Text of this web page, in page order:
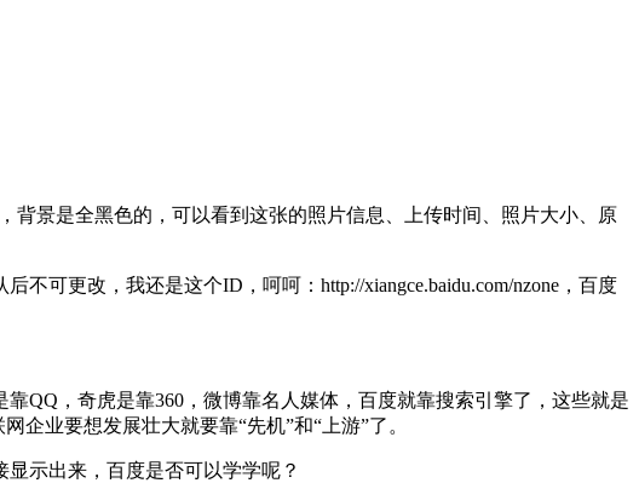
背景是全黑色的，可以看到这张的照片信息、上传时间、照片大小、原
可更改，我还是这个ID，呵呵：http://xiangce.baidu.com/nzone，百度
QQ，奇虎是靠360，微博靠名人媒体，百度就靠搜索引擎了，这些就是
企业要想发展壮大就要靠“先机”和“上游”了。
示出来，百度是否可以学学呢？